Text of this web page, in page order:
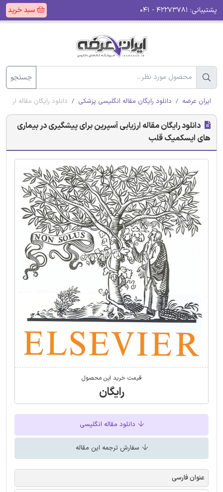
پشتیبانی: سبد خرید
جستجو
ایران عرضه دانلود رایگان مقاله انگلیسی پزشکی دانلود رایگان مقاله
دانلود رایگان مقاله ارزیابی آسپرین برای پیشگیری در بیماری
های ایسکمیک قلب
قیمت خرید این محصول
رایگان
دانلود مقاله انگلیسی
سفارش ترجمه این مقاله
عنوان فارسی